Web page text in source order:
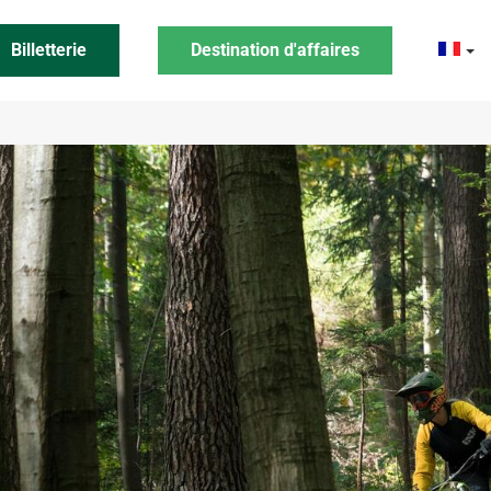
Billetterie Destination d'affaires